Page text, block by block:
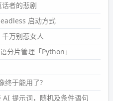
话者的悲剧
启动方式
万别惹女人
分片管理「Python」
终于能用了?
AI 提示词，随机及条件语句